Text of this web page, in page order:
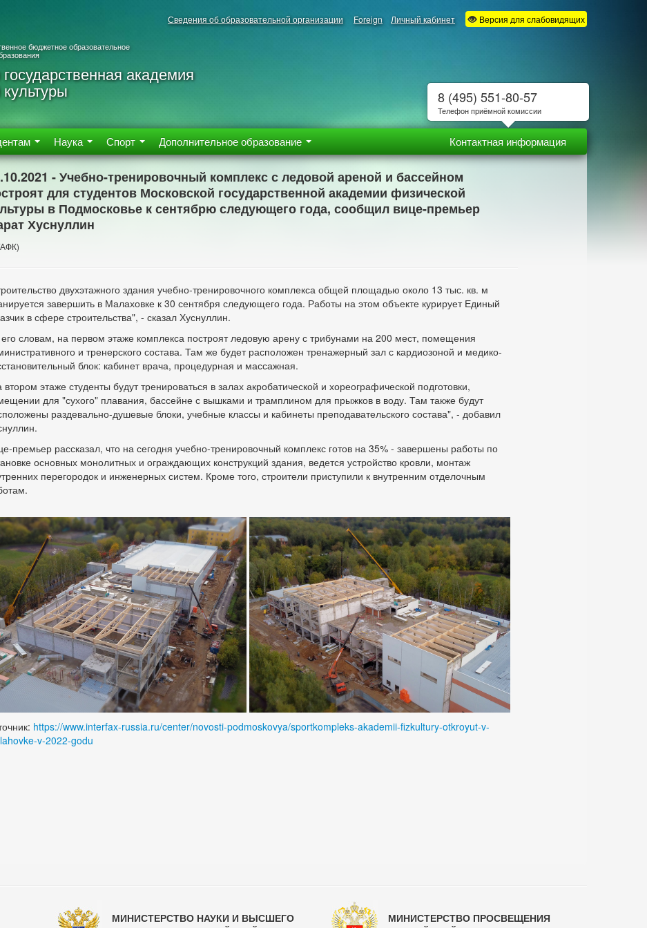
Сведения об образовательной организации Foreign Личный кабинет Версия для слабовидящих
бюджетное образовательное
академия
Наука Спорт Дополнительное образование Контактная информация
- Учебно-тренировочный комплекс с ледовой ареной и бассейном
для студентов Московской государственной академии физической
в Подмосковье к сентябрю следующего года, сообщил вице-премьер
Хуснуллин
двухэтажного здания учебно-тренировочного комплекса общей площадью около 13 тыс. кв. м
завершить в Малаховке к 30 сентября следующего года. Работы на этом объекте курирует Единый
в сфере строительства", - сказал Хуснуллин.
словам, на первом этаже комплекса построят ледовую арену с трибунами на 200 мест, помещения
и тренерского состава. Там же будет расположен тренажерный зал с кардиозоной и медико-
блок: кабинет врача, процедурная и массажная.
втором этаже студенты будут тренироваться в залах акробатической и хореографической подготовки,
для "сухого" плавания, бассейне с вышками и трамплином для прыжков в воду. Там также будут
раздевально-душевые блоки, учебные классы и кабинеты преподавательского состава", - добавил
премьер рассказал, что на сегодня учебно-тренировочный комплекс готов на 35% - завершены работы по
основных монолитных и ограждающих конструкций здания, ведется устройство кровли, монтаж
перегородок и инженерных систем. Кроме того, строители приступили к внутренним отделочным
https://www.interfax-russia.ru/center/novosti-podmoskovya/sportkompleks-akademii-fizkultury-otkroyut-v-
v-2022-godu
МИНИСТЕРСТВО НАУКИ И ВЫСШЕГО
МИНИСТЕРСТВО ПРОСВЕЩЕНИЯ
8 (495) 551-80-57
Телефон приёмной комиссии